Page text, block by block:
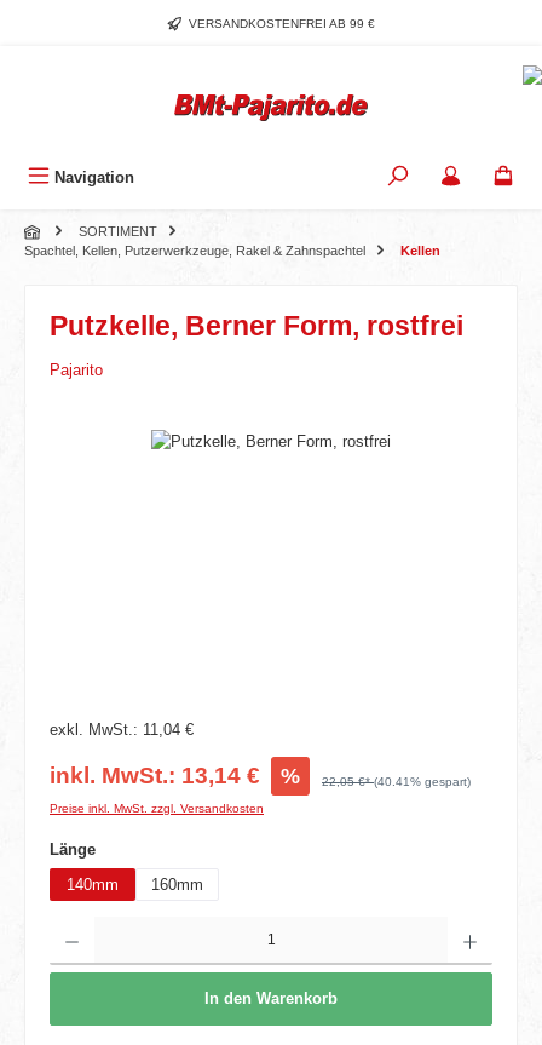
Zum Hauptinhalt springenVERSANDKOSTENFREI AB 99 €
Navigation
SORTIMENT
Spachtel, Kellen, Putzerwerkzeuge, Rakel & Zahnspachtel
Kellen
Putzkelle, Berner Form, rostfrei
Pajarito
Bildergalerie überspringen
exkl. MwSt.: 11,04 €
inkl. MwSt.: 13,14 € % 22,05 €*(40.41% gespart)
Preise inkl. MwSt. zzgl. Versandkosten
Längeauswählen
140mm
160mm
In den Warenkorb